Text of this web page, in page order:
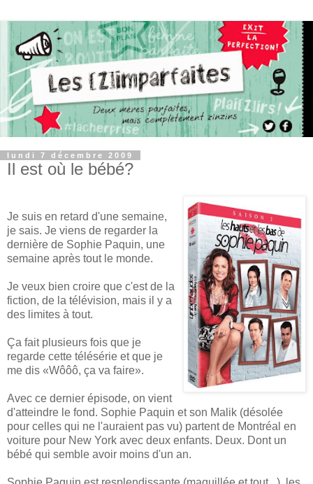
lundi 7 décembre 2009
Il est où le bébé?
Je suis en retard d'une semaine,
je sais. Je viens de regarder la
dernière de Sophie Paquin, une
semaine après tout le monde.
Je veux bien croire que c'est de la
fiction, de la télévision, mais il y a
des limites à tout.
Ça fait plusieurs fois que je
regarde cette télésérie et que je
me dis «Wôôô, ça va faire».
Avec ce dernier épisode, on vient
d'atteindre le fond. Sophie Paquin et son Malik (désolée
pour celles qui ne l'auraient pas vu) partent de Montréal en
voiture pour New York avec deux enfants. Deux. Dont un
bébé qui semble avoir moins d'un an.